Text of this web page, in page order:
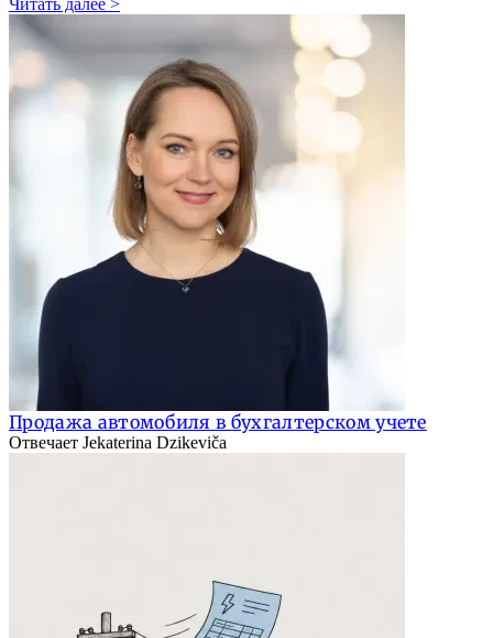
Читать далее >
Продажа автомобиля в бухгалтерском учете
Отвечает Jekaterina Dzikeviča